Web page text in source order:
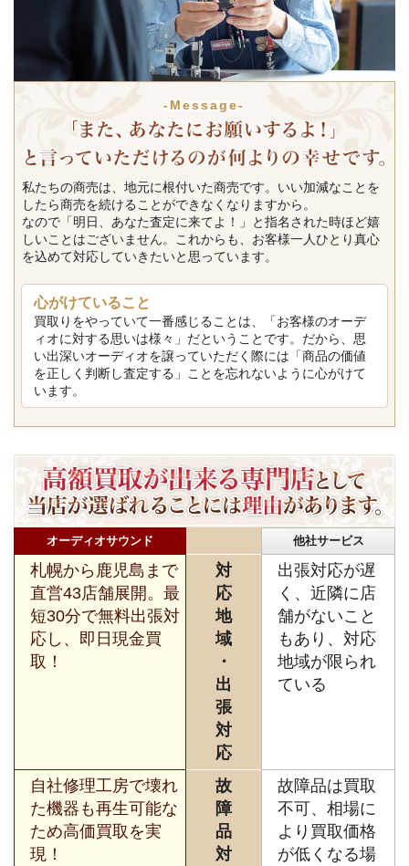
-Message-
私たちの商売は、地元に根付いた商売です。いい加減なことを
したら商売を続けることができなくなりますから。
なので「明日、あなた査定に来てよ！」と指名された時ほど嬉
しいことはございません。これからも、お客様一人ひとり真心
を込めて対応していきたいと思っています。
心がけていること
買取りをやっていて一番感じることは、「お客様のオーデ
ィオに対する思いは様々」だということです。だから、思
い出深いオーディオを譲っていただく際には「商品の価値
を正しく判断し査定する」ことを忘れないように心がけて
います。
オーディオサウンド 他社サービス
札幌から鹿児島まで
直営43店舗展開。最
短30分で無料出張対
応し、即日現金買
取！
対
応
地
域
・
出
張
対
応
出張対応が遅
く、近隣に店
舗がないこと
もあり、対応
地域が限られ
ている
自社修理工房で壊れ
た機器も再生可能な
ため高価買取を実
現！
故
障
品
対
故障品は買取
不可、相場に
より買取価格
が低くなる場